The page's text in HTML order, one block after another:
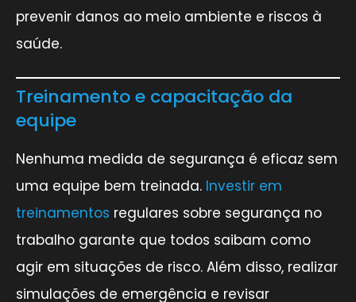
prevenir danos ao meio ambiente e riscos à
saúde.
Treinamento e capacitação da
equipe
Nenhuma medida de segurança é eficaz sem
uma equipe bem treinada. Investir em
treinamentos regulares sobre segurança no
trabalho garante que todos saibam como
agir em situações de risco. Além disso, realizar
simulações de emergência e revisar